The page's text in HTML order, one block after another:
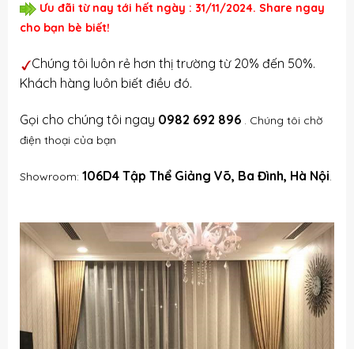
Ưu đãi từ nay tới hết ngày : 31/11/2024. Share ngay
cho bạn bè biết!
Chúng tôi luôn rẻ hơn thị trường từ 20% đến 50%.
Khách hàng luôn biết điều đó.
Gọi cho chúng tôi ngay 0982 692 896. Chúng tôi chờ
điện thoại của bạn
Showroom: 106D4 Tập Thể Giảng Võ, Ba Đình, Hà Nội.